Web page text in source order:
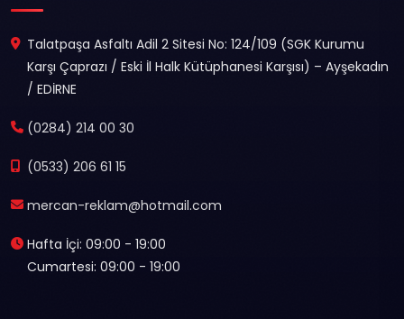
Talatpaşa Asfaltı Adil 2 Sitesi No: 124/109 (SGK Kurumu
Karşı Çaprazı / Eski İl Halk Kütüphanesi Karşısı) – Ayşekadın
/ EDİRNE
(0284) 214 00 30
(0533) 206 61 15
mercan-reklam@hotmail.com
Hafta İçi: 09:00 - 19:00
Cumartesi: 09:00 - 19:00